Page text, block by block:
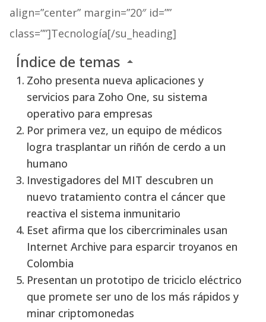
align=”center” margin=”20″ id=””
class=””]Tecnología[/su_heading]
Índice de temas
Zoho presenta nueva aplicaciones y
servicios para Zoho One, su sistema
operativo para empresas
Por primera vez, un equipo de médicos
logra trasplantar un riñón de cerdo a un
humano
Investigadores del MIT descubren un
nuevo tratamiento contra el cáncer que
reactiva el sistema inmunitario
Eset afirma que los cibercriminales usan
Internet Archive para esparcir troyanos en
Colombia
Presentan un prototipo de triciclo eléctrico
que promete ser uno de los más rápidos y
minar criptomonedas